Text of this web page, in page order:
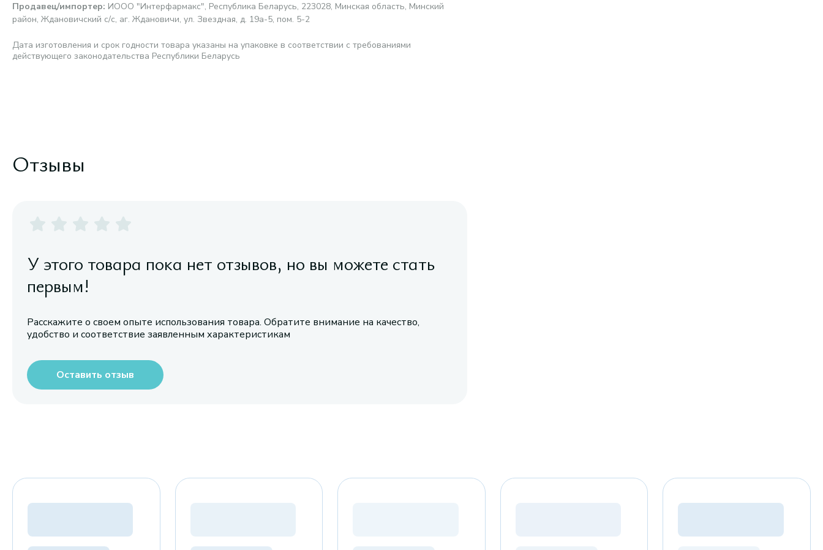
Продавец/импортер: ИООО "Интерфармакс", Республика Беларусь, 223028, Минская область, Минский
район, Ждановичский с/с, аг. Ждановичи, ул. Звездная, д. 19а-5, пом. 5-2
Дата изготовления и срок годности товара указаны на упаковке в соответствии с требованиями
действующего законодательства Республики Беларусь
Отзывы
У этого товара пока нет отзывов, но вы можете стать
первым!
Расскажите о своем опыте использования товара. Обратите внимание на качество,
удобство и соответствие заявленным характеристикам
Оставить отзыв